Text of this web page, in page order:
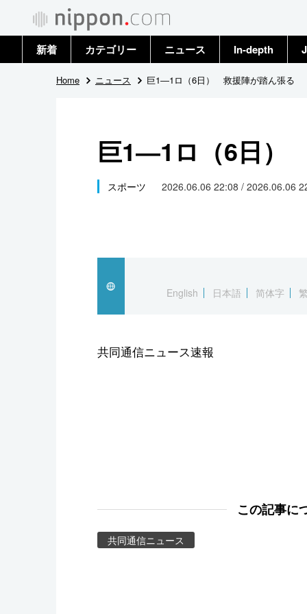
新着 カテゴリー
政治・外交
国際
科学・技術
暮らし
ニュース
トップ
In-depth
Home ニュース 巨1―1ロ（6日） 救援陣が踏ん張る
巨1―1ロ（6日）
スポーツ 2026.06.06 22:08 / 2026.06.06
English 日本語 简体字
共同通信ニュース速報
この記事に
共同通信ニュース